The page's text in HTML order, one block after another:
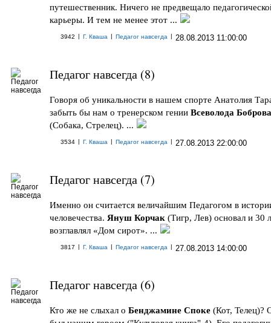
путешественник. Ничего не предвещало
карьеры. И тем не менее этот ...
3942 | Г. Кваша | Педагог навсегда | 28.08.2013 11:00:00
Педагог навсегда (8)
Говоря об уникальности в нашем спорте Анатолия
забыть бы нам о тренерском гении Всеволода Боброва
(Собака, Стрелец). ...
3534 | Г. Кваша | Педагог навсегда | 27.08.2013 22:00:00
Педагог навсегда (7)
Именно он считается величайшим Педагогом в
человечества. Януш Корчак (Тигр, Лев) основал и 30
возглавлял «Дом сирот». ...
3817 | Г. Кваша | Педагог навсегда | 27.08.2013 14:00:00
Педагог навсегда (6)
Кто же не слыхал о Бенджамине Споке (Кот, Телец)?